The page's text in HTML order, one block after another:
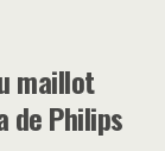
maillot
de Philips